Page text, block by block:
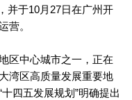
并于10月27日在广州开
营。
区中心城市之一，正在
湾区高质量发展重要地
四五发展规划”明确提出